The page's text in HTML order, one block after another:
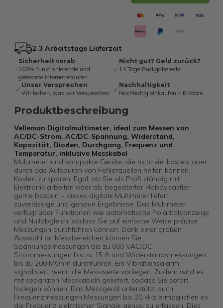
2-3 Arbeitstage Lieferzeit
Sicherheit vorab
100% funktionierende und
getestete Internetretouren
Nicht gut? Geld zurück?
14 Tage Rückgaberecht
Unser Versprechen
Wir halten, was wir Versprechen
Nachhaltigkeit
Nachhaltig einkaufen = B-Ware
Produktbeschreibung
Velleman Digitalmultimeter, ideal zum Messen von
AC/DC-Strom, AC/DC-Spannung, Widerstand,
Kapazität, Dioden, Durchgang, Frequenz und
Temperatur, inklusive Messkabel
Multimeter sind kompakte Geräte, die nicht viel kosten, aber
durch das Aufspüren von Fehlerquellen helfen können,
Kosten zu sparen. Egal, ob Sie als Profi ständig mit
Elektronik arbeiten oder als begeisterter Hobbybastler
gerne basteln – dieses digitale Multimeter liefert
zuverlässige und genaue Ergebnisse. Das Multimeter
verfügt über Funktionen wie automatische Polaritätsanzeige
und Nullabgleich, sodass Sie auf einfache Weise präzise
Messungen durchführen können. Dank einer großen
Auswahl an Messbereichen können Sie
Spannungsmessungen bis zu 600 VAC/DC,
Strommessungen bis zu 15 A und Widerstandsmessungen
bis zu 200 MOhm durchführen. Ein Vibrationsalarm
signalisiert, wenn die Messwerte vorliegen. Zudem wird es
mit separaten Messkabeln geliefert, sodass Sie sofort
loslegen können. Das Messgerät unterstützt auch
Frequenzmessungen.Messungen bis 20 kHz ermöglichen es,
die Frequenz elektrischer Signale genau zu erfassen. Dies